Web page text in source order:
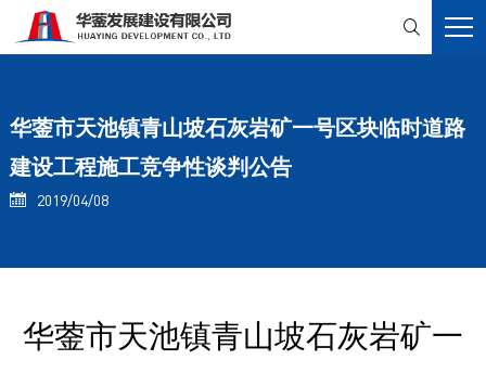

华蓥市天池镇青山坡石灰岩矿一号区块临时道路
建设工程施工竞争性谈判公告
 2019/04/08
华蓥市天池镇青山坡石灰岩矿一